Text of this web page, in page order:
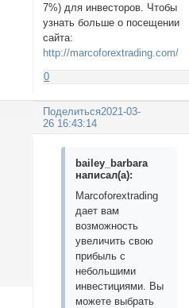
7%) для инвесторов. Чтобы
узнать больше о посещении
сайта:
http://marcoforextrading.com/
0
Поделиться2021-03-
26 16:43:14
bailey_barbara
написал(а):
Marcoforextrading
дает вам
возможность
увеличить свою
прибыль с
небольшими
инвестициями. Вы
можете выбрать